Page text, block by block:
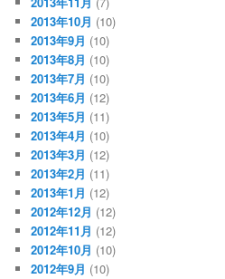
2013年10月 (10)
2013年9月 (10)
2013年8月 (10)
2013年7月 (10)
2013年6月 (12)
2013年5月 (11)
2013年4月 (10)
2013年3月 (12)
2013年2月 (11)
2013年1月 (12)
2012年12月 (12)
2012年11月 (12)
2012年10月 (10)
2012年9月 (10)